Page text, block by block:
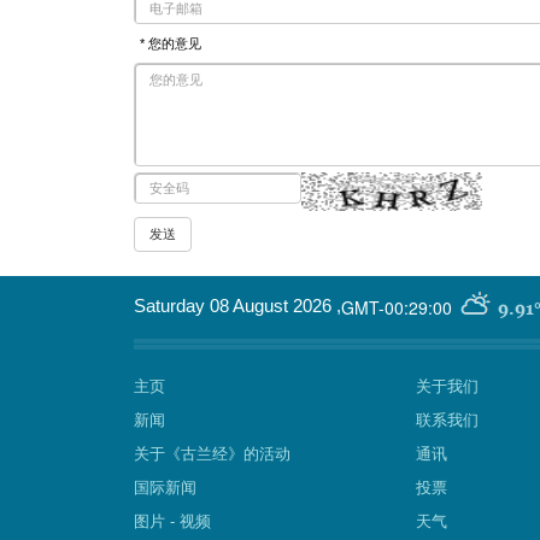
* 您的意见
GMT-00:29:00 9.91°
Saturday 08 August 2026 ,
主页
新闻
关于《古兰经》的活动
国际新闻
图片 - 视频
关于我们
联系我们
通讯
投票
天气